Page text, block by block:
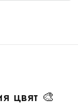
цвят 🎨